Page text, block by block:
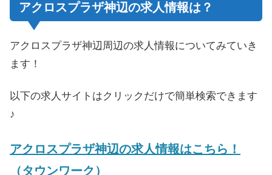
アクロスプラザ神辺の求人情報は？
アクロスプラザ神辺周辺の求人情報についてみていき
ます！
以下の求人サイトはクリックだけで簡単検索できます
♪
アクロスプラザ神辺の求人情報はこちら！
（タウンワーク）